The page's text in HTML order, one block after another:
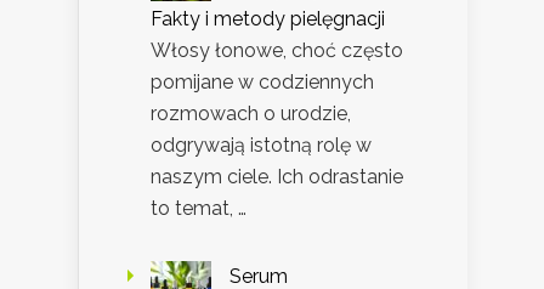
Fakty i metody pielęgnacji
Włosy łonowe, choć często
pomijane w codziennych
rozmowach o urodzie,
odgrywają istotną rolę w
naszym ciele. Ich odrastanie
to temat, …
Serum